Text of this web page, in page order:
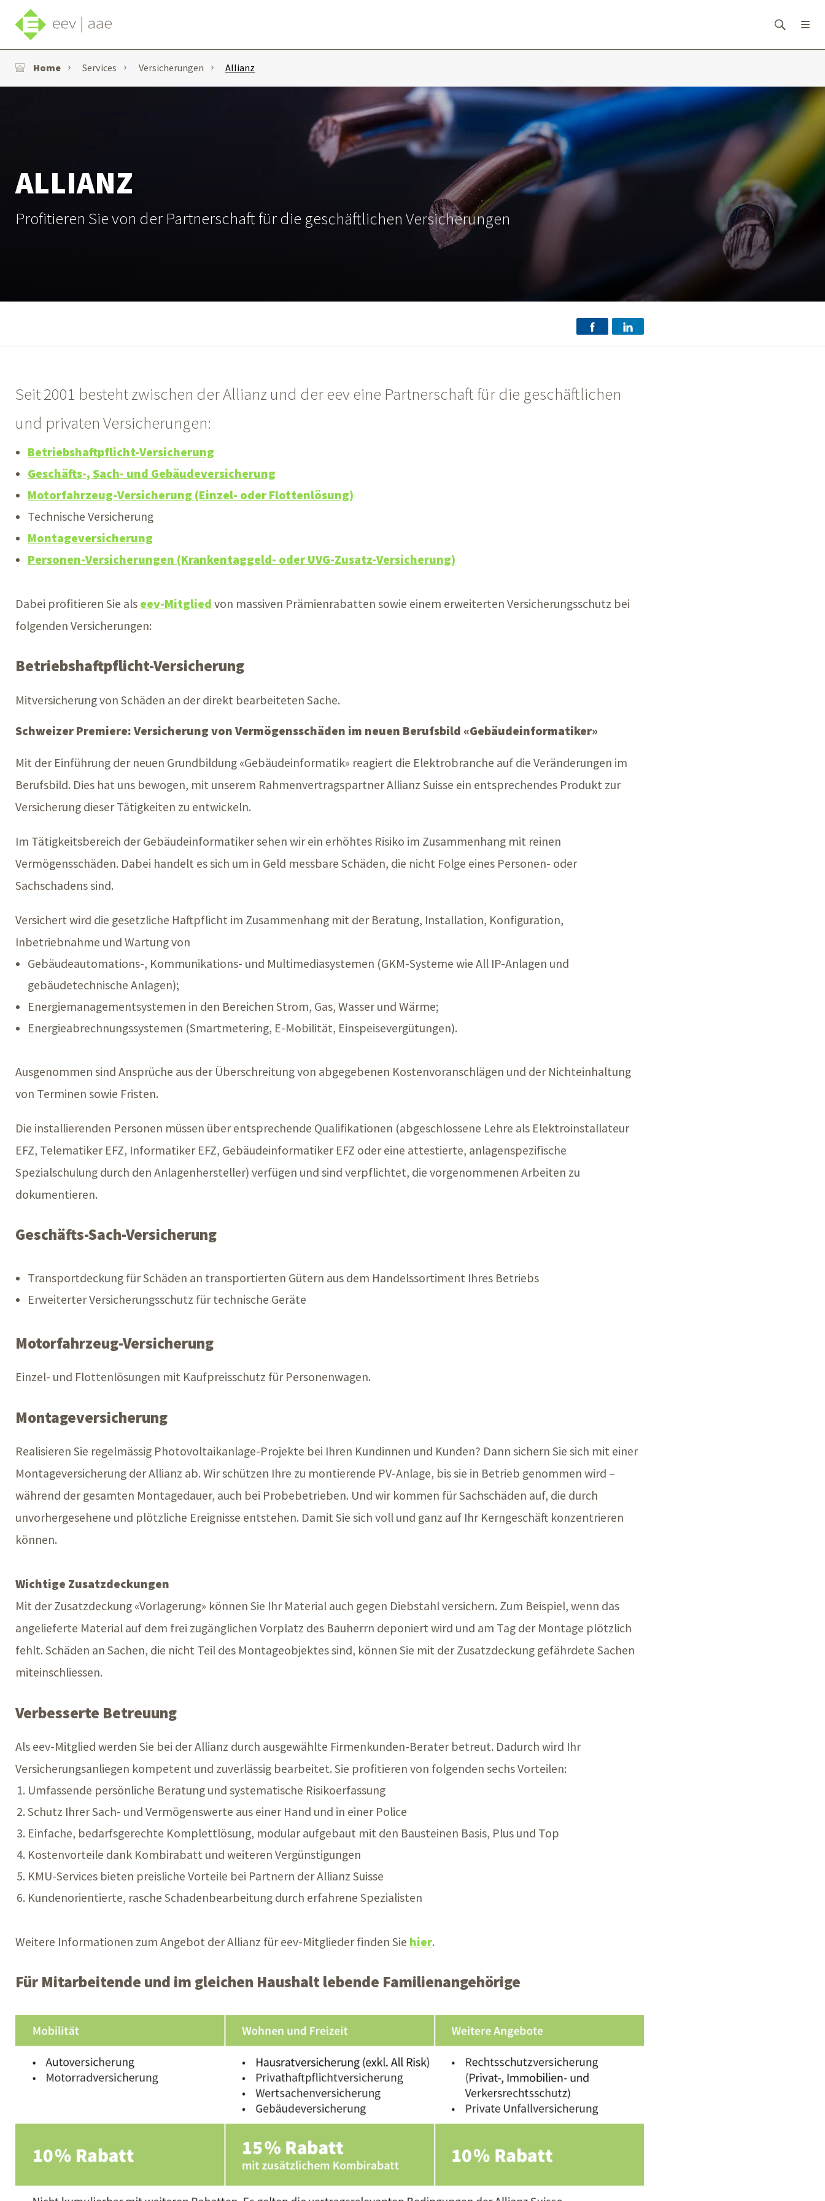
Home Services Versicherungen Allianz
ALLIANZ
Profitieren Sie von der Partnerschaft für die geschäftlichen Versicherungen
Seit 2001 besteht zwischen der Allianz und der eev eine Partnerschaft für die geschäftlichen
und privaten Versicherungen:
Betriebshaftpflicht-Versicherung
Geschäfts-, Sach- und Gebäudeversicherung
Motorfahrzeug-Versicherung (Einzel- oder Flottenlösung)
Technische Versicherung
Montageversicherung
Personen-Versicherungen (Krankentaggeld- oder UVG-Zusatz-Versicherung)
Dabei profitieren Sie als eev-Mitglied von massiven Prämienrabatten sowie einem erweiterten Versicherungsschutz bei
folgenden Versicherungen:
Betriebshaftpflicht-Versicherung
Mitversicherung von Schäden an der direkt bearbeiteten Sache.
Schweizer Premiere: Versicherung von Vermögensschäden im neuen Berufsbild «Gebäudeinformatiker»
Mit der Einführung der neuen Grundbildung «Gebäudeinformatik» reagiert die Elektrobranche auf die Veränderungen im
Berufsbild. Dies hat uns bewogen, mit unserem Rahmenvertragspartner Allianz Suisse ein entsprechendes Produkt zur
Versicherung dieser Tätigkeiten zu entwickeln.
Im Tätigkeitsbereich der Gebäudeinformatiker sehen wir ein erhöhtes Risiko im Zusammenhang mit reinen
Vermögensschäden. Dabei handelt es sich um in Geld messbare Schäden, die nicht Folge eines Personen- oder
Sachschadens sind.
Versichert wird die gesetzliche Haftpflicht im Zusammenhang mit der Beratung, Installation, Konfiguration,
Inbetriebnahme und Wartung von
Gebäudeautomations-, Kommunikations- und Multimediasystemen (GKM-Systeme wie All IP-Anlagen und
gebäudetechnische Anlagen);
Energiemanagementsystemen in den Bereichen Strom, Gas, Wasser und Wärme;
Energieabrechnungssystemen (Smartmetering, E-Mobilität, Einspeisevergütungen).
Ausgenommen sind Ansprüche aus der Überschreitung von abgegebenen Kostenvoranschlägen und der Nichteinhaltung
von Terminen sowie Fristen.
Die installierenden Personen müssen über entsprechende Qualifikationen (abgeschlossene Lehre als Elektroinstallateur
EFZ, Telematiker EFZ, Informatiker EFZ, Gebäudeinformatiker EFZ oder eine attestierte, anlagenspezifische
Spezialschulung durch den Anlagenhersteller) verfügen und sind verpflichtet, die vorgenommenen Arbeiten zu
dokumentieren.
Geschäfts-Sach-Versicherung
Transportdeckung für Schäden an transportierten Gütern aus dem Handelssortiment Ihres Betriebs
Erweiterter Versicherungsschutz für technische Geräte
Motorfahrzeug-Versicherung
Einzel- und Flottenlösungen mit Kaufpreisschutz für Personenwagen.
Montageversicherung
Realisieren Sie regelmässig Photovoltaikanlage-Projekte bei Ihren Kundinnen und Kunden? Dann sichern Sie sich mit einer
Montageversicherung der Allianz ab. Wir schützen Ihre zu montierende PV-Anlage, bis sie in Betrieb genommen wird –
während der gesamten Montagedauer, auch bei Probebetrieben. Und wir kommen für Sachschäden auf, die durch
unvorhergesehene und plötzliche Ereignisse entstehen. Damit Sie sich voll und ganz auf Ihr Kerngeschäft konzentrieren
können.
Wichtige Zusatzdeckungen
Mit der Zusatzdeckung «Vorlagerung» können Sie Ihr Material auch gegen Diebstahl versichern. Zum Beispiel, wenn das
angelieferte Material auf dem frei zugänglichen Vorplatz des Bauherrn deponiert wird und am Tag der Montage plötzlich
fehlt. Schäden an Sachen, die nicht Teil des Montageobjektes sind, können Sie mit der Zusatzdeckung gefährdete Sachen
miteinschliessen.
Verbesserte Betreuung
Als eev-Mitglied werden Sie bei der Allianz durch ausgewählte Firmenkunden-Berater betreut. Dadurch wird Ihr
Versicherungsanliegen kompetent und zuverlässig bearbeitet. Sie profitieren von folgenden sechs Vorteilen:
Umfassende persönliche Beratung und systematische Risikoerfassung
Schutz Ihrer Sach- und Vermögenswerte aus einer Hand und in einer Police
Einfache, bedarfsgerechte Komplettlösung, modular aufgebaut mit den Bausteinen Basis, Plus und Top
Kostenvorteile dank Kombirabatt und weiteren Vergünstigungen
KMU-Services bieten preisliche Vorteile bei Partnern der Allianz Suisse
Kundenorientierte, rasche Schadenbearbeitung durch erfahrene Spezialisten
Weitere Informationen zum Angebot der Allianz für eev-Mitglieder finden Sie hier.
Für Mitarbeitende und im gleichen Haushalt lebende Familienangehörige